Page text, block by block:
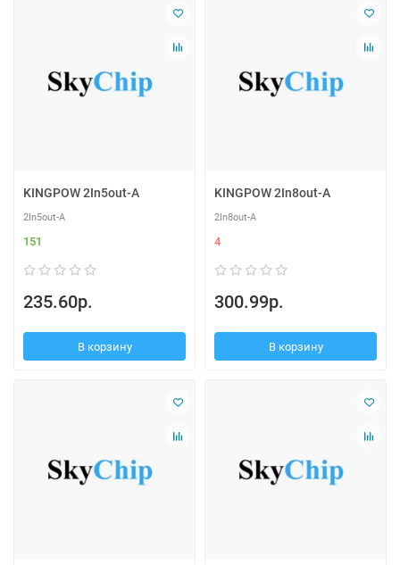
KINGPOW 2In5out-A
2In5out-A
151
235.60р.
В корзину
KINGPOW 2In8out-A
2In8out-A
4
300.99р.
В корзину